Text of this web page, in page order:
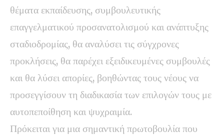
θέματα εκπαίδευσης, συμβουλευτικής
επαγγελματικού προσανατολισμού και ανάπτυξης
σταδιοδρομίας, θα αναλύσει τις σύγχρονες
προκλήσεις, θα παρέχει εξειδικευμένες συμβουλές
και θα λύσει απορίες, βοηθώντας τους νέους να
προσεγγίσουν τη διαδικασία των επιλογών τους με
αυτοπεποίθηση και ψυχραιμία.
Πρόκειται για μια σημαντική πρωτοβουλία που